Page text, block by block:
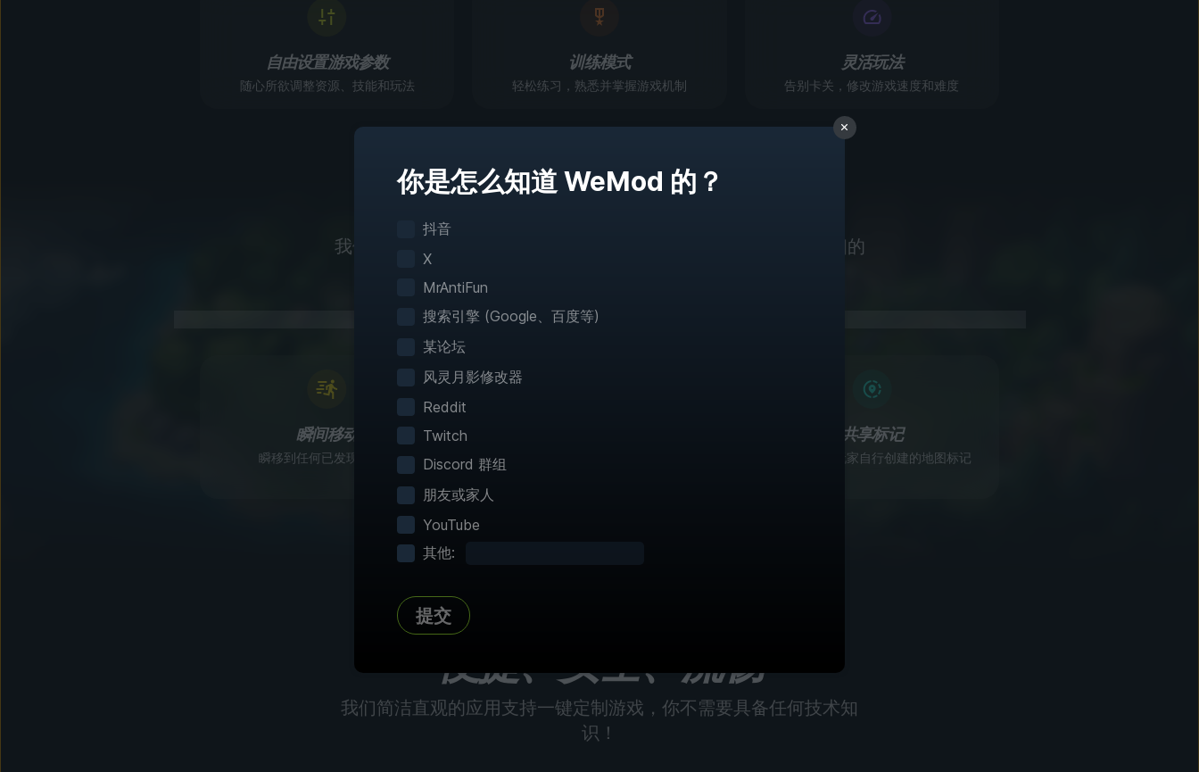
自由设置游戏参数
随心所欲调整资源、技能和玩法
训练模式
轻松练习，熟悉并掌握游戏机制
灵活玩法
告别卡关，修改游戏速度和难度
真正畅游游戏世界
我们为 60 多款游戏提供交互式地图，借助便捷的瞬间移动和详细的
瞬间移动
瞬移到任何已发现的位置
在地图上标记每一个感兴趣点、道具位置
共享标记
分享或查看玩家自行创建的地图标记
便捷、安全、流畅
我们简洁直观的应用支持一键定制游戏，你不需要具备任何技术知
识！
你是怎么知道 WeMod 的？
抖音
X
MrAntiFun
搜索引擎 (Google、百度等)
某论坛
风灵月影修改器
Reddit
Twitch
Discord 群组
朋友或家人
YouTube
其他:
提交